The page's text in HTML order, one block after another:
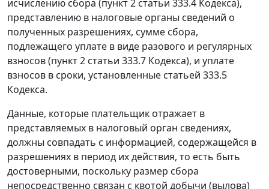
исчислению сбора (пункт 2 статьи 333.4 Кодекса),
представлению в налоговые органы сведений о
полученных разрешениях, сумме сбора,
подлежащего уплате в виде разового и регулярных
взносов (пункт 2 статьи 333.7 Кодекса), и уплате
взносов в сроки, установленные статьей 333.5
Кодекса.
Данные, которые плательщик отражает в
представляемых в налоговый орган сведениях,
должны совпадать с информацией, содержащейся в
разрешениях в период их действия, то есть быть
достоверными, поскольку размер сбора
непосредственно связан с квотой добычи (вылова)